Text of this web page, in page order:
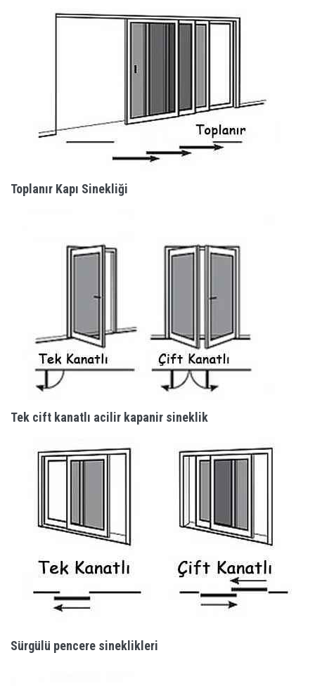
Toplanır Kapı Sinekliği
Tek cift kanatlı acilir kapanir sineklik
Sürgülü pencere sineklikleri